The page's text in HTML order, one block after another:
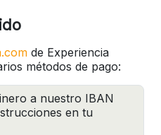
de Experiencia
métodos de pago:
a nuestro IBAN
en tu